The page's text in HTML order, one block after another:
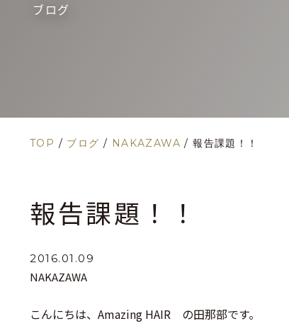
ブログ
TOP / ブログ / NAKAZAWA /報告課題！！
報告課題！！
2016.01.09
NAKAZAWA
こんにちは、Amazing HAIR の田那部です。